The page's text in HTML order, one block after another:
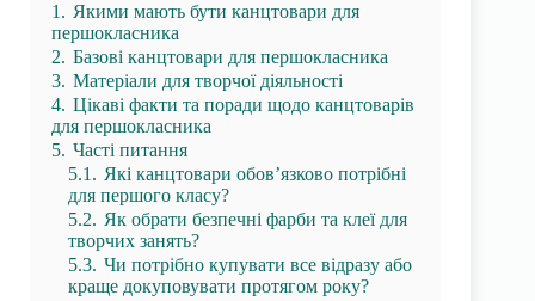
1. Якими мають бути канцтовари для
першокласника
2. Базові канцтовари для першокласника
3. Матеріали для творчої діяльності
4. Цікаві факти та поради щодо канцтоварів
для першокласника
5. Часті питання
5.1. Які канцтовари обов’язково потрібні
для першого класу?
5.2. Як обрати безпечні фарби та клеї для
творчих занять?
5.3. Чи потрібно купувати все відразу або
краще докуповувати протягом року?